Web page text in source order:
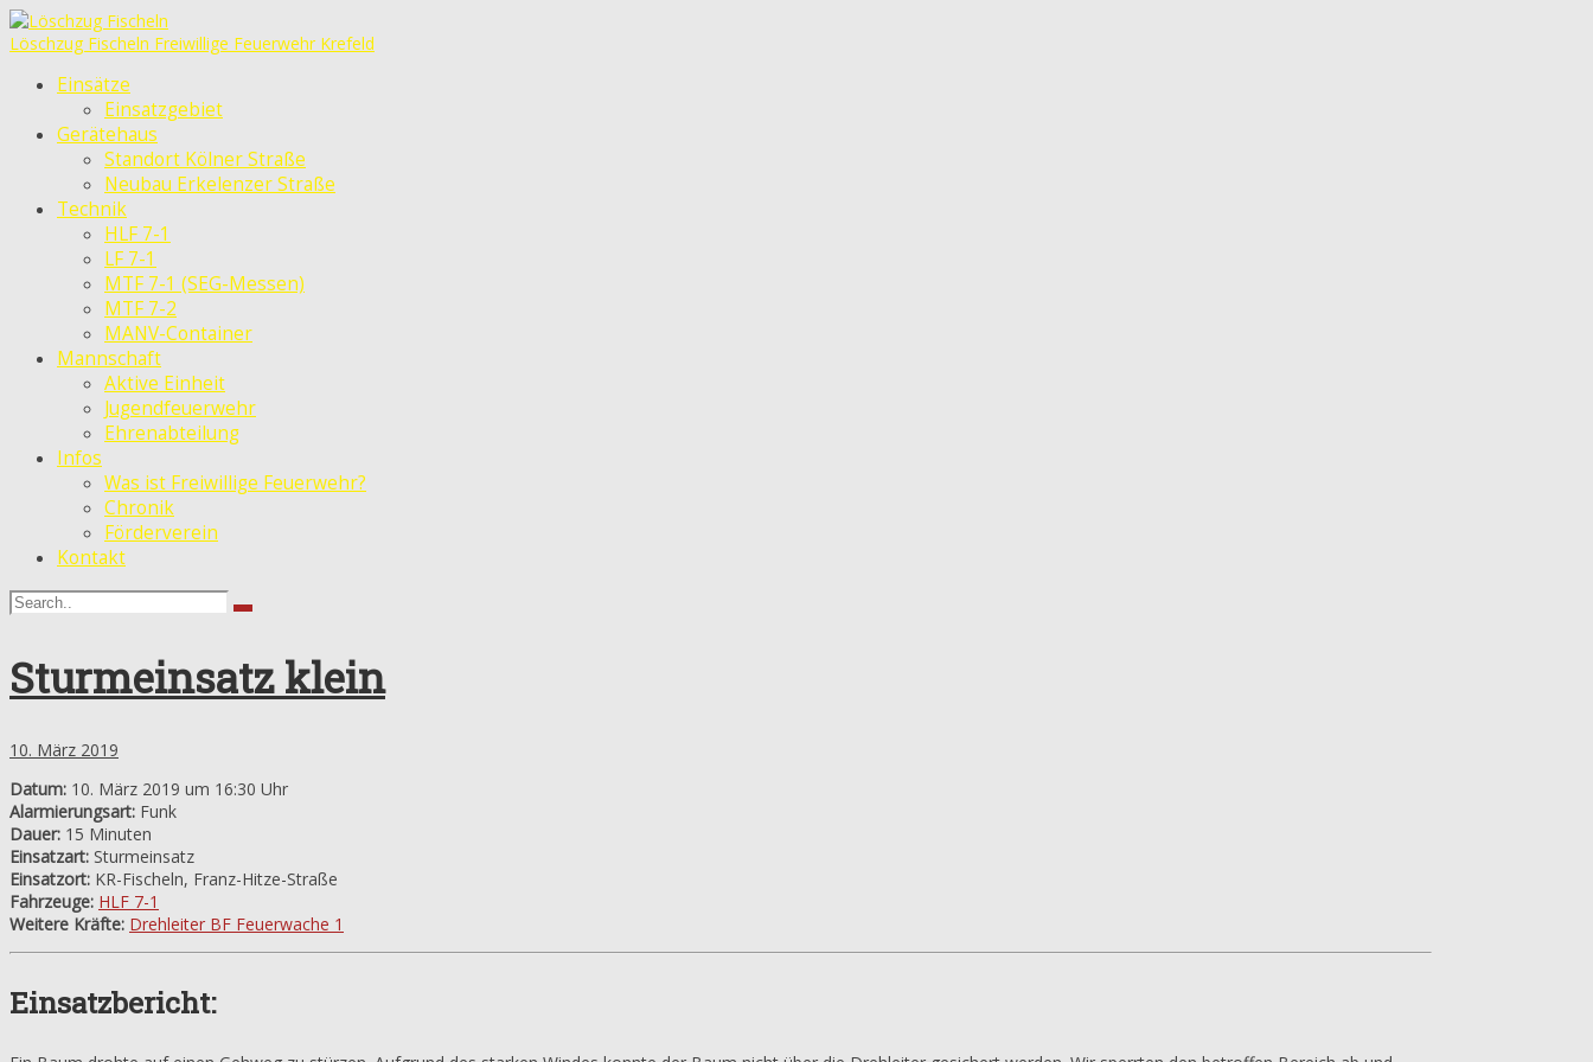
Löschzug Fischeln Freiwillige Feuerwehr Krefeld
Einsätze
Einsatzgebiet
Gerätehaus
Standort Kölner Straße
Neubau Erkelenzer Straße
Technik
HLF 7-1
LF 7-1
MTF 7-1 (SEG-Messen)
MTF 7-2
MANV-Container
Mannschaft
Aktive Einheit
Jugendfeuerwehr
Ehrenabteilung
Infos
Was ist Freiwillige Feuerwehr?
Chronik
Förderverein
Kontakt
Sturmeinsatz klein
10. März 2019
Datum: 10. März 2019 um 16:30 Uhr
Alarmierungsart: Funk
Dauer: 15 Minuten
Einsatzart: Sturmeinsatz
Einsatzort: KR-Fischeln, Franz-Hitze-Straße
Fahrzeuge: HLF 7-1
Weitere Kräfte: Drehleiter BF Feuerwache 1
Einsatzbericht: